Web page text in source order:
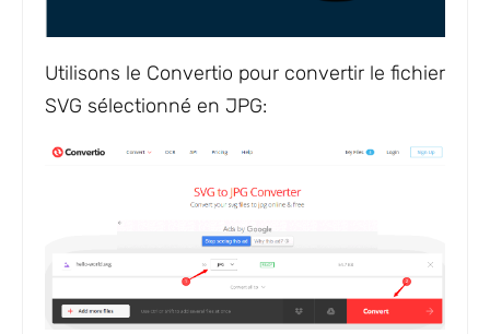
Utilisons le Convertio pour convertir le fichier
SVG sélectionné en JPG: